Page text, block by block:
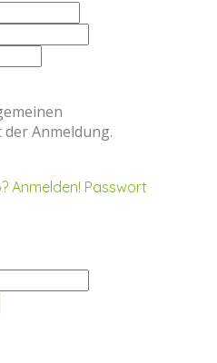
Anmeldung.
Anmelden! Passwort